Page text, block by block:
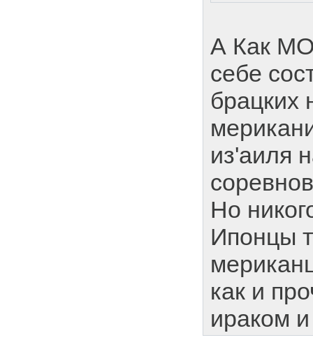
А Как
себе
брацких
из'аиля
Но
Ипонцы
как и
ираком